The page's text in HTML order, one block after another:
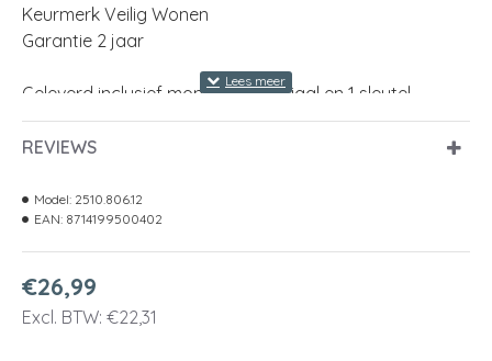
Keurmerk Veilig Wonen
Garantie 2 jaar
Geleverd inclusief montagemateriaal en 1 sleutel
model naar binnendraaiend
REVIEWS
€26,99
Excl. BTW: €22,31
Model: 2510.806.12
EAN: 8714199500402